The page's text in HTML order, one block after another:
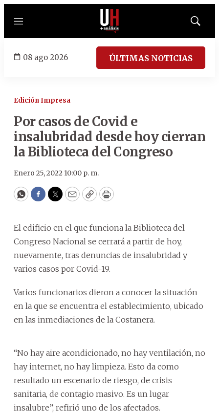
Menú
Mostrar
08 ago 2026 ÚLTIMAS NOTICIAS
Edición Impresa
Por casos de Covid e
insalubridad desde hoy cierran
la Biblioteca del Congreso
Enero 25, 2022 10:00 p. m.
WhatsApp
Facebook
Twitter
EmailCopyPrint
El edificio en el que funciona la Biblioteca del
Congreso Nacional se cerrará a partir de hoy,
nuevamente, tras denuncias de insalubridad y
varios casos por Covid-19.
Varios funcionarios dieron a conocer la situación
en la que se encuentra el establecimiento, ubicado
en las inmediaciones de la Costanera.
“No hay aire acondicionado, no hay ventilación, no
hay internet, no hay limpieza. Esto da como
resultado un escenario de riesgo, de crisis
sanitaria, de contagio masivo. Es un lugar
insalubre”, refirió uno de los afectados.